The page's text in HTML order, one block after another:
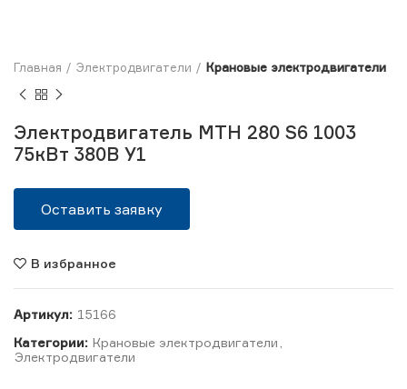
Главная Электродвигатели Крановые электродвигатели
Электродвигатель MTH 280 S6 1003
75кВт 380В У1
Оставить заявку
В избранное
Артикул: 15166
Категории: Крановые электродвигатели
Электродвигатели